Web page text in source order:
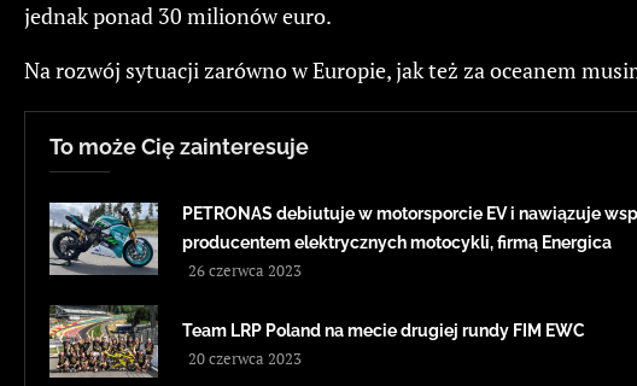
jednak ponad 30 milionów euro.
Na rozwój sytuacji zarówno w Europie, jak też za oceanem
To może Cię zainteresuje
PETRONAS debiutuje w motorsporcie EV i nawiązuje
producentem elektrycznych motocykli, firmą Energica
26 czerwca 2023
Team LRP Poland na mecie drugiej rundy FIM EWC
20 czerwca 2023